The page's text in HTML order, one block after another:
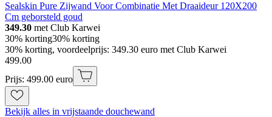
Sealskin Pure Zijwand Voor Combinatie Met Draaideur 120X200
Cm geborsteld goud
349.30 met Club Karwei
30% korting30% korting
30% korting, voordeelprijs: 349.30 euro met Club Karwei
499.00
Prijs: 499.00 euro
Bekijk alles in vrijstaande douchewand